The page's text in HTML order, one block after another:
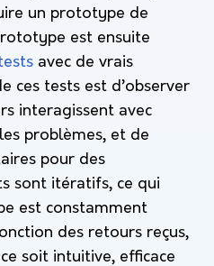
un prototype de
est ensuite
avec de vrais
ces tests est d’observer
interagissent avec
problèmes, et de
pour des
sont itératifs, ce qui
est constamment
des retours reçus,
soit intuitive, efficace